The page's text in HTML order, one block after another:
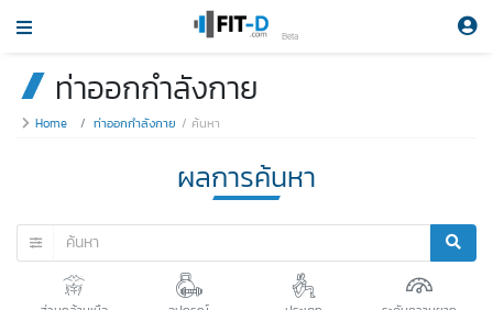
Beta
ท่าออกกำลังกาย
Home ท่าออกกำลังกาย ค้นหา
ผลการค้นหา